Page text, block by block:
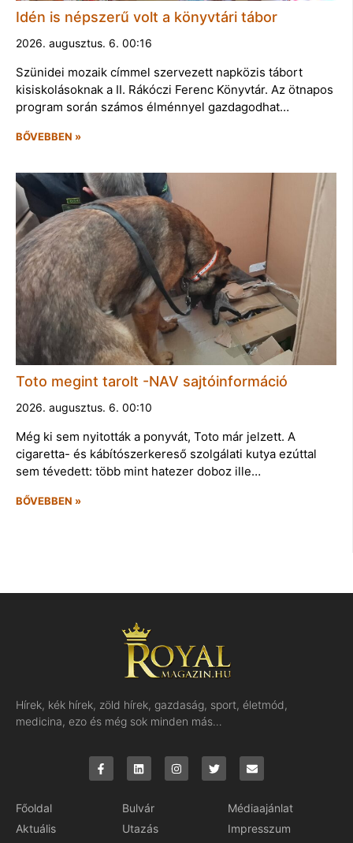
Idén is népszerű volt a könyvtári tábor
2026. augusztus. 6. 00:16
Szünidei mozaik címmel szervezett napközis tábort
kisiskolásoknak a II. Rákóczi Ferenc Könyvtár. Az ötnapos
program során számos élménnyel gazdagodhat…
BŐVEBBEN »
Toto megint tarolt -NAV sajtóinformáció
2026. augusztus. 6. 00:10
Még ki sem nyitották a ponyvát, Toto már jelzett. A
cigaretta- és kábítószerkereső szolgálati kutya ezúttal
sem tévedett: több mint hatezer doboz ille…
BŐVEBBEN »
Hírek, kék hírek, zöld hírek, gazdaság, sport, életmód,
medicina, ezo és még sok minden más…
Főoldal
Aktuális
Bulvár
Utazás
Médiaajánlat
Impresszum